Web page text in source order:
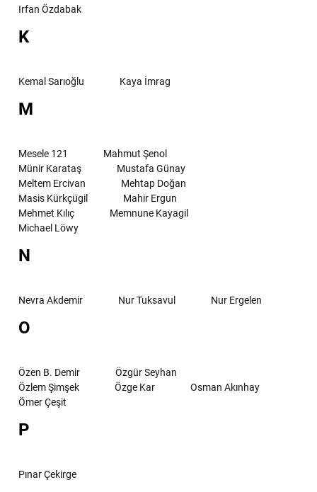
Irfan Özdabak
K
Kemal Sarıoğlu Kaya İmrag
M
Mesele 121
Mahmut Şenol
Münir Karataş
Mustafa Günay
Meltem Ercivan
Mehtap Doğan
Masis Kürkçügil
Mahir Ergun
Mehmet Kılıç
Memnune Kayagil
Michael Löwy
N
Nevra Akdemir Nur Tuksavul Nur Ergelen
O
Özen B. Demir
Özgür Seyhan
Özlem Şimşek
Özge Kar
Osman Akınhay
Ömer Çeşit
P
Pınar Çekirge